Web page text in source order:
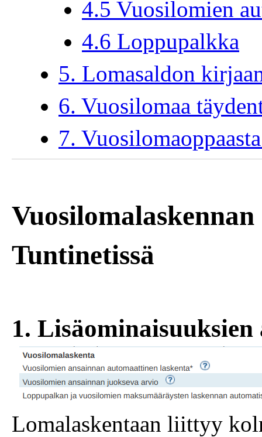
4.5 Vuosilomien
4.6 Loppupalkka
5. Lomasaldon
6. Vuosilomaa
7.
Tuntinetissä
1. Lisäominaisuuksien
Lomalaskentaan liittyy